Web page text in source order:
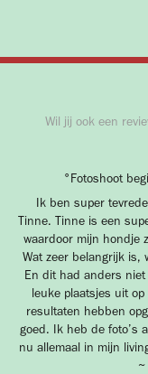
Wil jij ook een
°Fotoshoot
Ik ben super
Tinne. Tinne is een
waardoor mijn hondje
Wat zeer belangrijk is,
En dit had anders niet
leuke plaatsjes uit
resultaten hebben
goed. Ik heb de foto’s
nu allemaal in mijn